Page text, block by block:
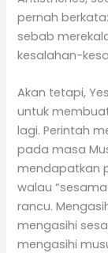
pernah
sebab
kesalahan-
Akan tetapi,
untuk
lagi. Perintah
pada masa
mendapatkan
walau
rancu.
mengasihi
mengasihi